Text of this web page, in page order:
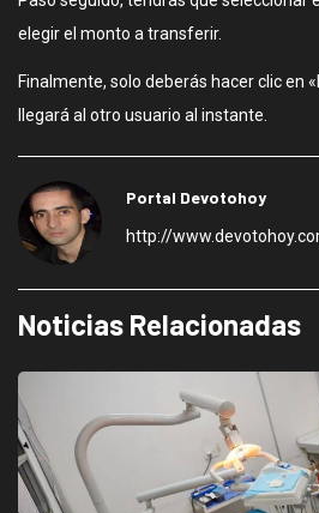
elegir el monto a transferir.
Finalmente, solo deberás hacer clic en
llegará al otro usuario al instante.
Portal Devotohoy
http://
Noticias Relacionadas